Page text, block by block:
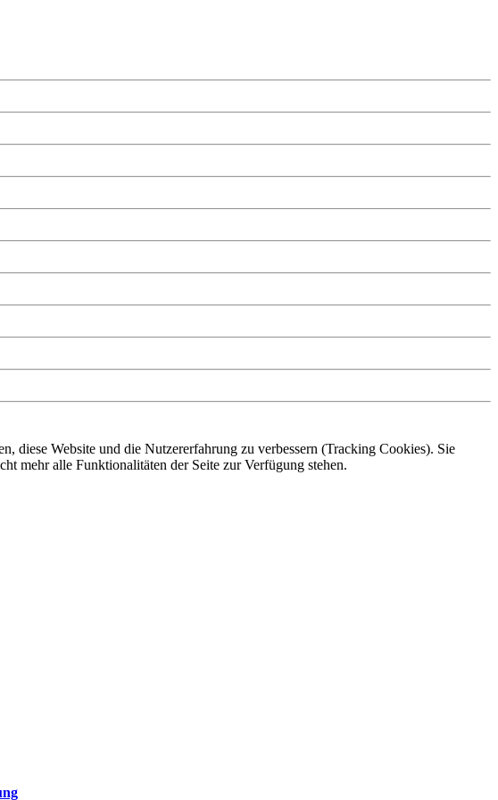
diese Website und die Nutzererfahrung zu verbessern (Tracking Cookies). Sie
mehr alle Funktionalitäten der Seite zur Verfügung stehen.